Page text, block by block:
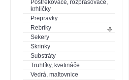
Postrekovače, rozprašovače,
krhličky
Prepravky
Rebríky
Sekery
Skrinky
Substráty
Truhlíky, kvetináče
Vedrá, maltovnice